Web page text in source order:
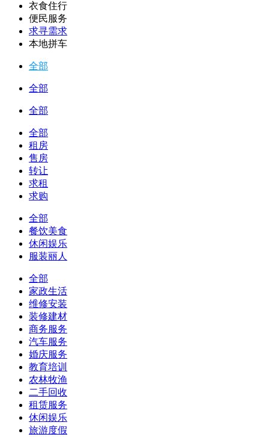
衣食住行
便民服务
求寻需求
本地拼车
全部
全部
全部
全部
租房
售房
转让
求租
求购
全部
餐饮美食
休闲娱乐
服装丽人
全部
家政生活
维修安装
装修建材
商务服务
汽车服务
婚庆服务
教育培训
农林牧渔
二手回收
租赁服务
休闲娱乐
旅游度假